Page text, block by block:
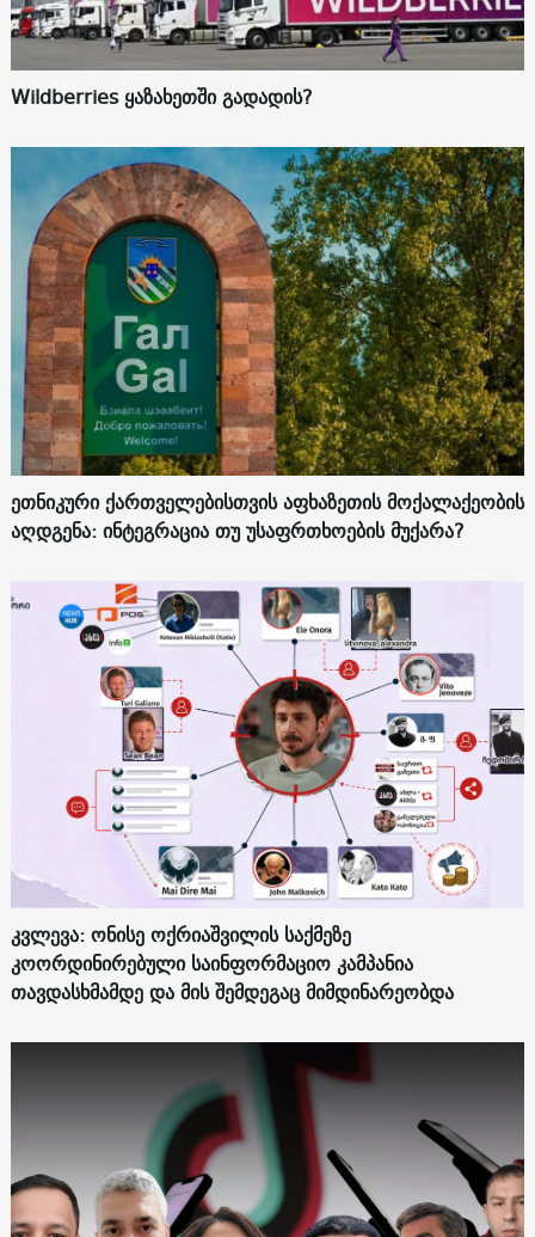
Wildberries ყაზახეთში გადადის?
ეთნიკური ქართველებისთვის აფხაზეთის მოქალაქეობის
აღდგენა: ინტეგრაცია თუ უსაფრთხოების მუქარა?
კვლევა: ონისე ოქრიაშვილის საქმეზე
კოორდინირებული საინფორმაციო კამპანია
თავდასხმამდე და მის შემდეგაც მიმდინარეობდა